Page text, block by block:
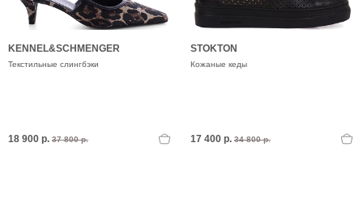
KENNEL&SCHMENGER
Текстильные слингбэки
18 900 р. 37 800 р.
STOKTON
Кожаные кеды
17 400 р. 34 800 р.